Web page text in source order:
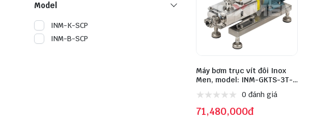
Model
INM-K-SCP
INM-B-SCP
Máy bơm trục vít đôi Inox
Men, model: INM-GKTS-3T-
0 đánh giá
71,480,000đ